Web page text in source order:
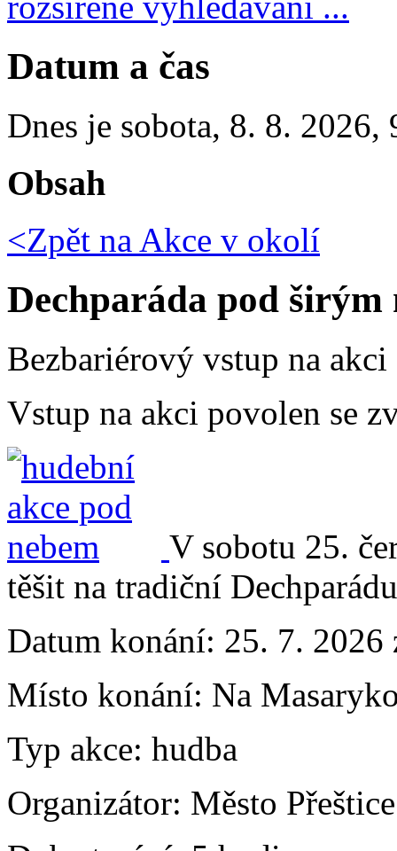
Datum a čas
Dnes je sobota, 8. 8. 2026,
Obsah
<Zpět na Akce v okolí
Dechparáda pod širým
Bezbariérový vstup na akci
Vstup na akci povolen se
V sobotu 25.
těšit na tradiční
Datum konání: 25. 7. 2026
Místo konání: Na
Typ akce: hudba
Organizátor: Město